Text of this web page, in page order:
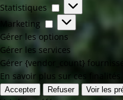
Statistiques
Marketing
Gérer les options
Gérer les services
Gérer {vendor_count}
En savoir plus sur ces finalités
Accepter Refuser Voir les